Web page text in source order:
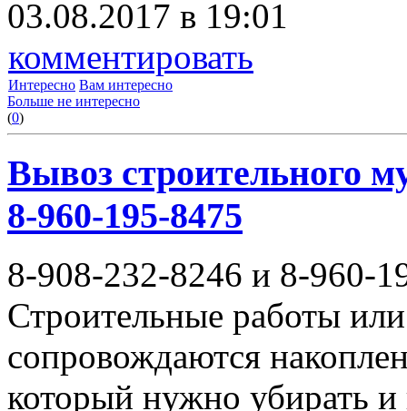
03.08.2017 в 19:01
комментировать
Интересно Вам интересно
Больше не интересно
(0)
Вывоз строительного
8-960-195-8475
8-908-232-8246 и 8-960-
Строительные работы
сопровождаются
который нужно убирать